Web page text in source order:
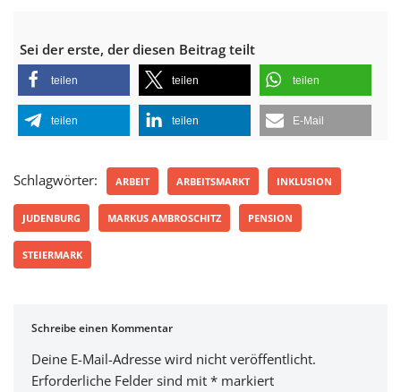
Sei der erste, der diesen Beitrag teilt
teilen teilen teilen
teilen teilen E-Mail
Schlagwörter: ARBEIT ARBEITSMARKT INKLUSION
JUDENBURG MARKUS AMBROSCHITZ PENSION
STEIERMARK
Schreibe einen Kommentar
Deine E-Mail-Adresse wird nicht veröffentlicht.
Erforderliche Felder sind mit * markiert